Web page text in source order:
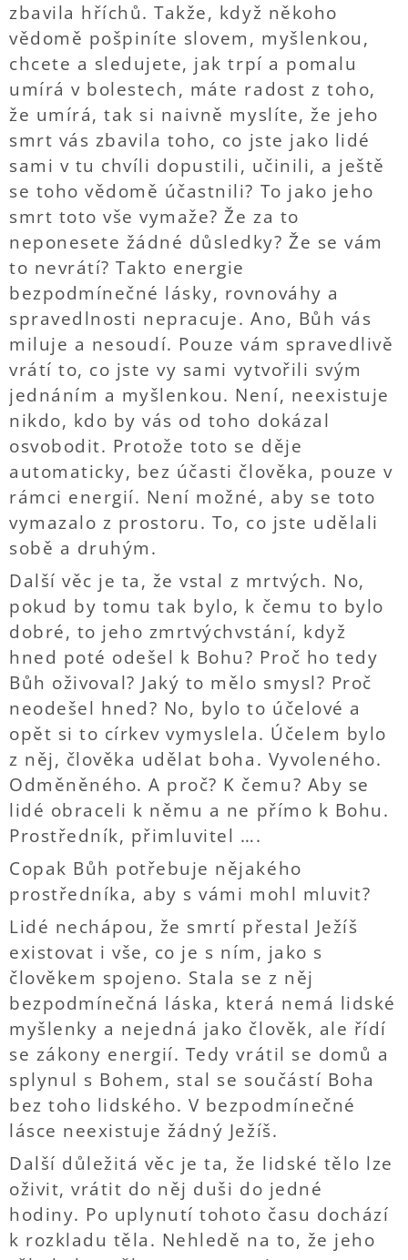
zbavila hříchů. Takže, když někoho
vědomě pošpiníte slovem, myšlenkou,
chcete a sledujete, jak trpí a pomalu
umírá v bolestech, máte radost z toho,
že umírá, tak si naivně myslíte, že jeho
smrt vás zbavila toho, co jste jako lidé
sami v tu chvíli dopustili, učinili, a ještě
se toho vědomě účastnili? To jako jeho
smrt toto vše vymaže? Že za to
neponesete žádné důsledky? Že se vám
to nevrátí? Takto energie
bezpodmínečné lásky, rovnováhy a
spravedlnosti nepracuje. Ano, Bůh vás
miluje a nesoudí. Pouze vám spravedlivě
vrátí to, co jste vy sami vytvořili svým
jednáním a myšlenkou. Není, neexistuje
nikdo, kdo by vás od toho dokázal
osvobodit. Protože toto se děje
automaticky, bez účasti člověka, pouze v
rámci energií. Není možné, aby se toto
vymazalo z prostoru. To, co jste udělali
sobě a druhým.
Další věc je ta, že vstal z mrtvých. No,
pokud by tomu tak bylo, k čemu to bylo
dobré, to jeho zmrtvýchvstání, když
hned poté odešel k Bohu? Proč ho tedy
Bůh oživoval? Jaký to mělo smysl? Proč
neodešel hned? No, bylo to účelové a
opět si to církev vymyslela. Účelem bylo
z něj, člověka udělat boha. Vyvoleného.
Odměněného. A proč? K čemu? Aby se
lidé obraceli k němu a ne přímo k Bohu.
Prostředník, přimluvitel ….
Copak Bůh potřebuje nějakého
prostředníka, aby s vámi mohl mluvit?
Lidé nechápou, že smrtí přestal Ježíš
existovat i vše, co je s ním, jako s
člověkem spojeno. Stala se z něj
bezpodmínečná láska, která nemá lidské
myšlenky a nejedná jako člověk, ale řídí
se zákony energií. Tedy vrátil se domů a
splynul s Bohem, stal se součástí Boha
bez toho lidského. V bezpodmínečné
lásce neexistuje žádný Ježíš.
Další důležitá věc je ta, že lidské tělo lze
oživit, vrátit do něj duši do jedné
hodiny. Po uplynutí tohoto času dochází
k rozkladu těla. Nehledě na to, že jeho